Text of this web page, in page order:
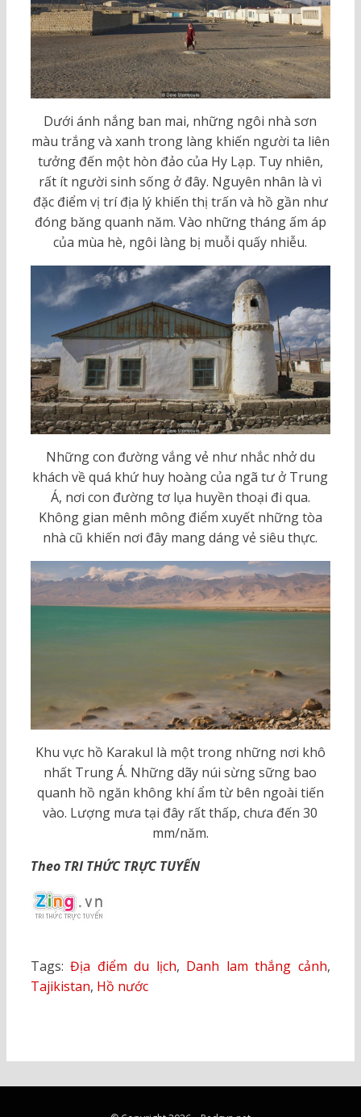
Dưới ánh nắng ban mai, những ngôi nhà sơn
màu trắng và xanh trong làng khiến người ta liên
tưởng đến một hòn đảo của Hy Lạp. Tuy nhiên,
rất ít người sinh sống ở đây. Nguyên nhân là vì
đặc điểm vị trí địa lý khiến thị trấn và hồ gần như
đóng băng quanh năm. Vào những tháng ấm áp
của mùa hè, ngôi làng bị muỗi quấy nhiễu.
Những con đường vắng vẻ như nhắc nhở du
khách về quá khứ huy hoàng của ngã tư ở Trung
Á, nơi con đường tơ lụa huyền thoại đi qua.
Không gian mênh mông điểm xuyết những tòa
nhà cũ khiến nơi đây mang dáng vẻ siêu thực.
Khu vực hồ Karakul là một trong những nơi khô
nhất Trung Á. Những dãy núi sừng sững bao
quanh hồ ngăn không khí ẩm từ bên ngoài tiến
vào. Lượng mưa tại đây rất thấp, chưa đến 30
mm/năm.
Theo TRI THỨC TRỰC TUYẾN
Tags: Địa điểm du lịch, Danh lam thắng cảnh,
Tajikistan, Hồ nước